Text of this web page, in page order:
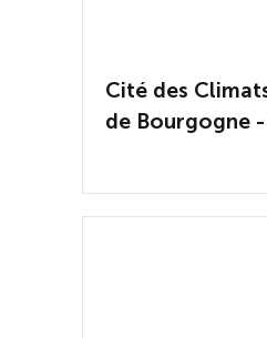
Cité des
de Bourgogne